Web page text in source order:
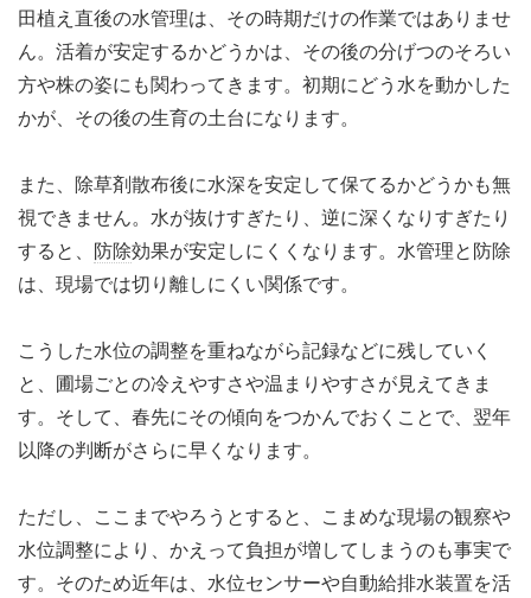
田植え直後の水管理は、その時期だけの作業ではありませ
ん。活着が安定するかどうかは、その後の分げつのそろい
方や株の姿にも関わってきます。初期にどう水を動かした
かが、その後の生育の土台になります。
また、除草剤散布後に水深を安定して保てるかどうかも無
視できません。水が抜けすぎたり、逆に深くなりすぎたり
すると、 防除効果が安定しにくくなります。水管理と防除
は、現場では切り離しにくい関係です。
こうした水位の調整を重ねながら記録などに残していく
と、圃場ごとの冷えやすさや温まりやすさが見えてきま
す。そして、春先にその傾向をつかんでおくことで、翌年
以降の判断がさらに早くなります。
ただし、ここまでやろうとすると、こまめな現場の観察や
水位調整により、かえって負担が増してしまうのも事実で
す。そのため近年は、水位センサーや自動給排水装置を活